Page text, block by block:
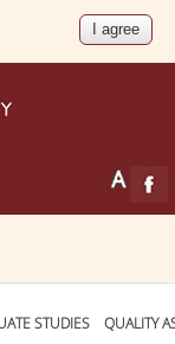
STUDIES QUALITY